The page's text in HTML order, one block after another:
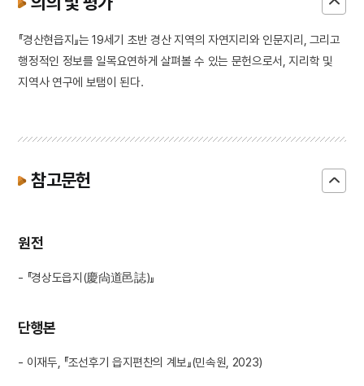
『경산현읍지』는 19세기 초반 경산 지역의 자연지리와 인문지리, 그리고
행정적인 정보를 일목요연하게 살펴볼 수 있는 문헌으로서, 지리학 및
지역사 연구에 보탬이 된다.
참고문헌
원전
- 『경상도읍지(慶尙道邑誌)』
단행본
- 이재두, 『조선후기 읍지편찬의 계보』(민속원, 2023)